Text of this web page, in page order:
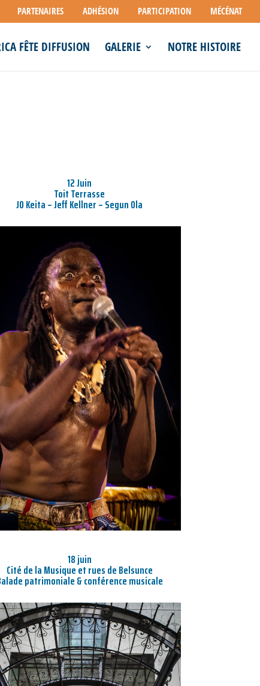
PARTENAIRES ADHÉSION PARTICIPATION MÉCÉNAT
FÊTE DIFFUSION GALERIE NOTRE HISTOIRE
12 Juin
Toit Terrasse
JO Keita – Jeff Kellner – Segun Ola
18 juin
Cité de la Musique et rues de Belsunce
patrimoniale & conférence musicale